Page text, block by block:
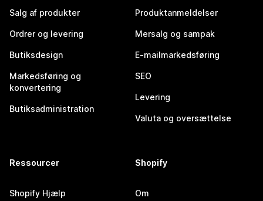
Salg af produkter
Ordrer og levering
Butiksdesign
Markedsføring og
konvertering
Butiksadministration
Produktanmeldelser
Mersalg og sampak
E-mailmarkedsføring
SEO
Levering
Valuta og oversættelse
Ressourcer
Shopify Hjælp
Shopify
Om